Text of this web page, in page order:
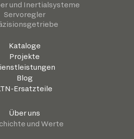
und Inertialsysteme
Servoregler
Kataloge
Projekte
Blog
Ersatzteile
Über uns
und Werte